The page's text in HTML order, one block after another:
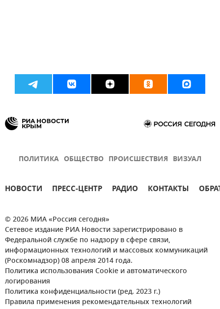
ПОЛИТИКА ОБЩЕСТВО ПРОИСШЕСТВИЯ ВИЗУАЛ
НОВОСТИ ПРЕСС-ЦЕНТР РАДИО КОНТАКТЫ
© 2026 МИА «Россия сегодня»
Сетевое издание РИА Новости зарегистрировано в
Федеральной службе по надзору в сфере связи,
информационных технологий и массовых коммуникаций
(Роскомнадзор) 08 апреля 2014 года.
Политика использования Cookie и автоматического
логирования
Политика конфиденциальности (ред. 2023 г.)
Правила применения рекомендательных технологий